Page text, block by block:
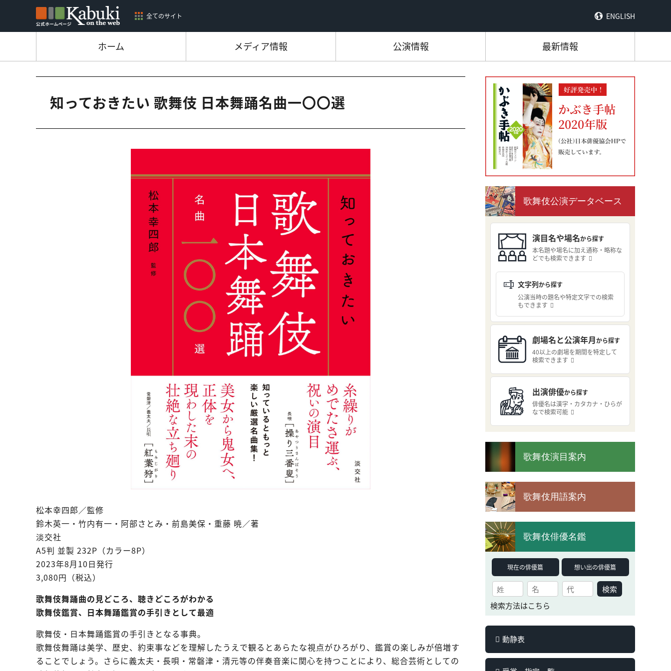
全てのサイト ENGLISH
ホーム メディア情報 公演情報 最新情報
知っておきたい 歌舞伎 日本舞踊名曲一〇〇選
松本幸四郎／監修
鈴木英一・竹内有一・阿部さとみ・前島美保・重藤 暁／著
淡交社
A5判 並製 232P（カラー8P）
2023年8月10日発行
3,080円（税込）
歌舞伎舞踊曲の見どころ、聴きどころがわかる
歌舞伎鑑賞、日本舞踊鑑賞の手引きとして最適
歌舞伎・日本舞踊鑑賞の手引きとなる事典。
歌舞伎舞踊は美学、歴史、約束事などを理解したうえで観るとあらたな視点がひろがり、鑑賞の楽しみが倍増す
ることでしょう。さらに義太夫・長唄・常磐津・清元等の伴奏音楽に関心を持つことにより、総合芸術としての
歌舞伎公演データベース
演目名や場名から探す
本名題や場名に加え通称・略称な
どでも検索できます
文字列から探す
公演当時の題名や特定文字での検索
もできます
劇場名と公演年月から探す
40以上の劇場を期間を特定して
検索できます
出演俳優から探す
俳優名は漢字・カタカナ・ひらが
なで検索可能
歌舞伎演目案内
歌舞伎用語案内
歌舞伎俳優名鑑
現在の俳優篇 想い出の俳優篇
検索
検索方法はこちら
動静表